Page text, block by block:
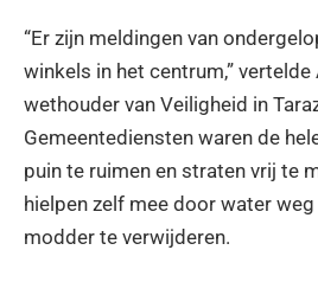
“Er zijn meldingen van
winkels in het centrum,” vertelde
wethouder van Veiligheid in
Gemeentediensten waren de
puin te ruimen en straten vrij te
hielpen zelf mee door water
modder te verwijderen.